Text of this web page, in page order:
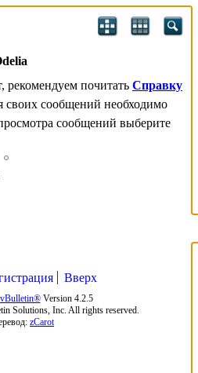
рекомендуем почитать Справку
своих сообщений необходимо
сообщений выберите
Вверх
vBulletin®Version 4.2.5
Solutions, Inc. All rights reserved.
zCarot